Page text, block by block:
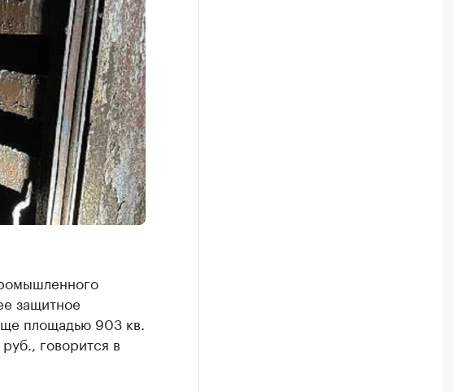
защитное
площадью 903 кв.
говорится в